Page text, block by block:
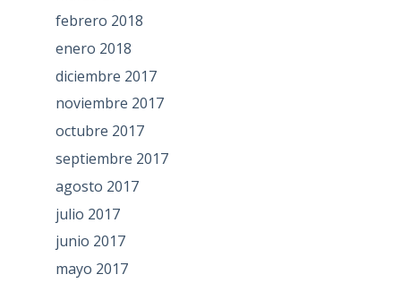
febrero 2018
enero 2018
diciembre 2017
noviembre 2017
octubre 2017
septiembre 2017
agosto 2017
julio 2017
junio 2017
mayo 2017